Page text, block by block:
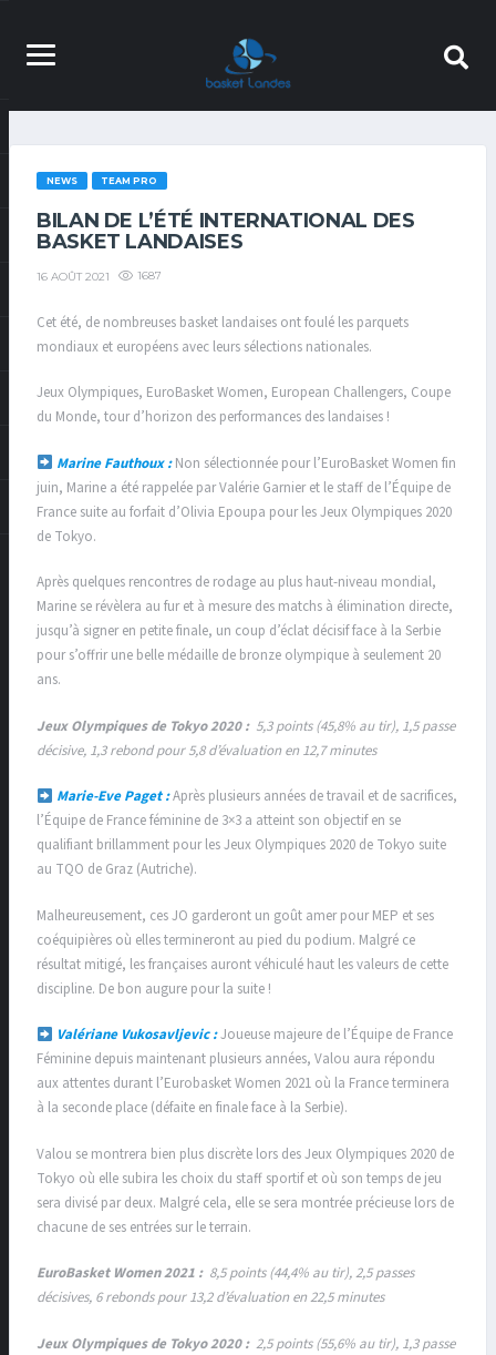
NEWS TEAM PRO
BILAN DE L’ÉTÉ INTERNATIONAL DES
BASKET LANDAISES
16 AOÛT 2021 1687
Cet été, de nombreuses basket landaises ont foulé les parquets
mondiaux et européens avec leurs sélections nationales.
Jeux Olympiques, EuroBasket Women, European Challengers, Coupe
du Monde, tour d’horizon des performances des landaises !
Marine Fauthoux :Non sélectionnée pour l’EuroBasket Women fin
juin, Marine a été rappelée par Valérie Garnier et le staff de l’Équipe de
France suite au forfait d’Olivia Epoupa pour les Jeux Olympiques 2020
de Tokyo.
Après quelques rencontres de rodage au plus haut-niveau mondial,
Marine se révèlera au fur et à mesure des matchs à élimination directe,
jusqu’à signer en petite finale, un coup d’éclat décisif face à la Serbie
pour s’offrir une belle médaille de bronze olympique à seulement 20
ans.
Jeux Olympiques de Tokyo 2020 : 5,3 points (45,8% au tir), 1,5 passe
décisive, 1,3 rebond pour 5,8 d’évaluation en 12,7 minutes
Marie-Eve Paget :Après plusieurs années de travail et de sacrifices,
l’Équipe de France féminine de 3×3 a atteint son objectif en se
qualifiant brillamment pour les Jeux Olympiques 2020 de Tokyo suite
au TQO de Graz (Autriche).
Malheureusement, ces JO garderont un goût amer pour MEP et ses
coéquipières où elles termineront au pied du podium. Malgré ce
résultat mitigé, les françaises auront véhiculé haut les valeurs de cette
discipline. De bon augure pour la suite !
Valériane Vukosavljevic :Joueuse majeure de l’Équipe de France
Féminine depuis maintenant plusieurs années, Valou aura répondu
aux attentes durant l’Eurobasket Women 2021 où la France terminera
à la seconde place (défaite en finale face à la Serbie).
Valou se montrera bien plus discrète lors des Jeux Olympiques 2020 de
Tokyo où elle subira les choix du staff sportif et où son temps de jeu
sera divisé par deux. Malgré cela, elle se sera montrée précieuse lors de
chacune de ses entrées sur le terrain.
EuroBasket Women 2021 :8,5 points (44,4% au tir), 2,5 passes
décisives, 6 rebonds pour 13,2 d’évaluation en 22,5 minutes
Jeux Olympiques de Tokyo 2020 :2,5 points (55,6% au tir), 1,3 passe